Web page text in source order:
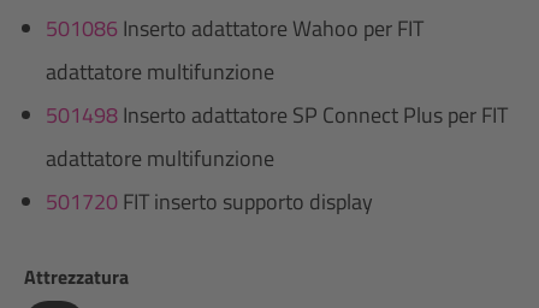
501086 Inserto adattatore Wahoo per FIT
adattatore multifunzione
501498Inserto adattatore SP Connect Plus per FIT
adattatore multifunzione
501720FIT inserto supporto display
Seleziona
Attrezzatura